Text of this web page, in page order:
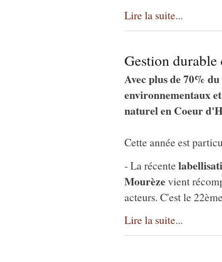
Lire la suite...
Gestion
Avec plus de 70%
environnementaux
naturel en Coeur
Cette année est
- La récente
Mourèze vient
acteurs. C'est le
Lire la suite...